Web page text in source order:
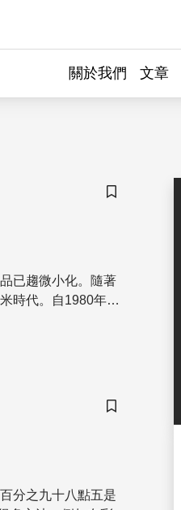
關於我們 文章
儲存書籤
已趨微小化。隨著
時代。自1980年代
儲存書籤
分之九十八點五是